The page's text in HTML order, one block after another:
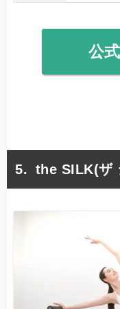
公
the SILK(ザ